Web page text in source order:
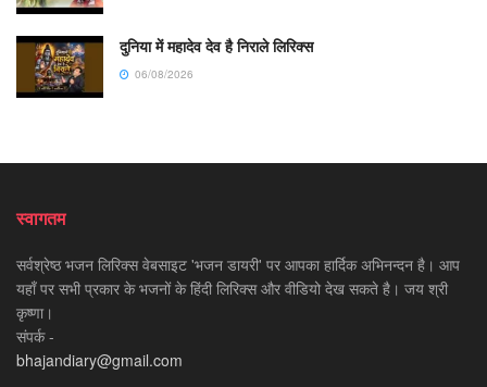
दुनिया में महादेव देव है निराले लिरिक्स
06/08/2026
स्वागतम
सर्वश्रेष्ठ भजन लिरिक्स वेबसाइट 'भजन डायरी' पर आपका हार्दिक अभिनन्दन है। आप
यहाँ पर सभी प्रकार के भजनों के हिंदी लिरिक्स और वीडियो देख सकते है। जय श्री
कृष्णा।
संपर्क -
bhajandiary@gmail.com